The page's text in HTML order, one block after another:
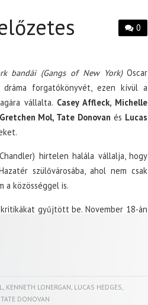
0
bandái (Gangs of New York)Oscar
forgatókönyvét, ezen kívül a
vállalta. Casey Affleck, Michelle
Mol, Tate Donovan és Lucas
hirtelen halála vállalja, hogy
szülővárosába, ahol nem csak
a közösséggel is.
gyűjtött be. November 18-án
, KENNETH LONERGAN, LUCAS HEDGES,
TATE DONOVAN